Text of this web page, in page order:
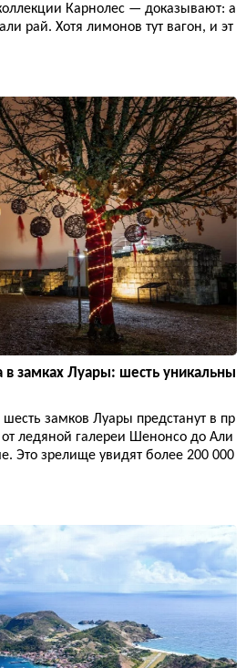
Карнолес — доказывают: а
рай. Хотя лимонов тут вагон, и эт
в замках Луары: шесть уникальны
замков Луары предстанут в пр
ледяной галереи Шенонсо до Али
Это зрелище увидят более 200 000